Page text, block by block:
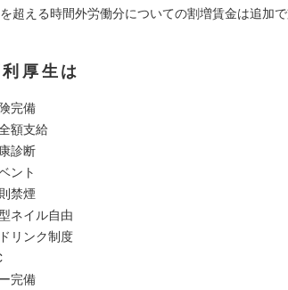
超える時間外労働分についての割増賃金は追加
厚生は
完備
額支給
診断
ント
禁煙
ネイル自由
リンク制度
完備